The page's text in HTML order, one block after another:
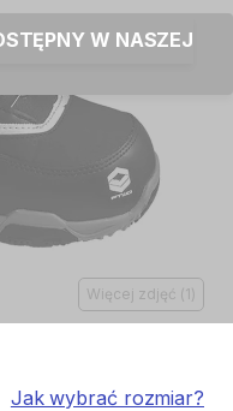
W NASZEJ
Więcej zdjęć (1 )
Jak wybrać rozmiar?